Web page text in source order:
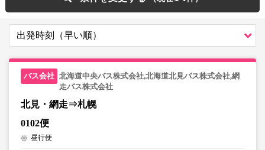
北海道中央バス株式会社,北海道北見バス株式会社,網
走バス株式会社
北見・網走⇒札幌
0102便
昼行便